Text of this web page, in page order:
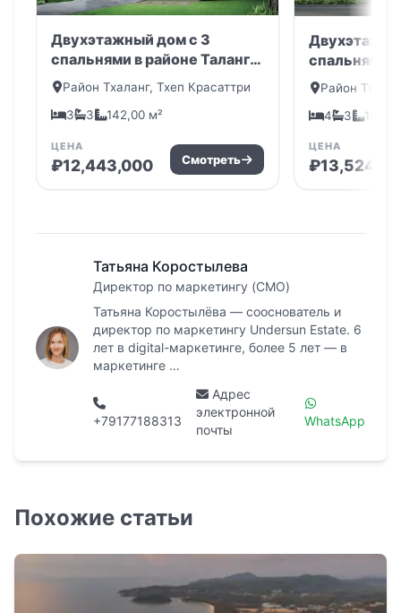
Двухэтажный дом с 3
спальнями в районе Таланг,
Пхукет в комплексе The
Plant Thepkrasatti-Thalang
Район Тхаланг, Тхеп Красаттри
3
3 142,00 м²
ЦЕНА
₽12,443,000 Смотреть
спальнями
Пхукет в
Plant
Район
4
3
ЦЕНА
Татьяна Коростылева
Директор по маркетингу (CMO)
Татьяна Коростылёва — сооснователь и
директор по маркетингу Undersun Estate. 6
лет в digital-маркетинге, более 5 лет — в
маркетинге …
+79177188313
Адрес
электронной
почты
WhatsApp
Похожие статьи